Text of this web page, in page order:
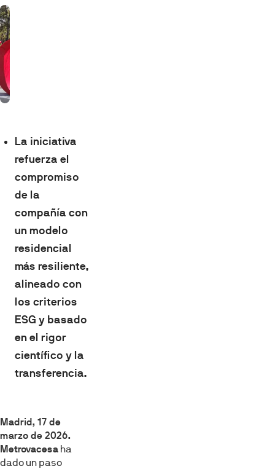
La iniciativa
refuerza el
compromiso
de la
compañía con
un modelo
residencial
más resiliente,
alineado con
los criterios
ESG y basado
en el rigor
científico y la
transferencia.
Madrid, 17 de
marzo de 2026.
Metrovacesa ha
dado un paso